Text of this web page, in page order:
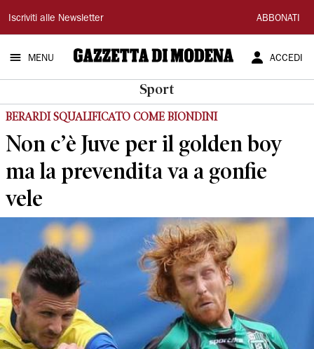
Gazzetta
di
Modena
Iscriviti alle Newsletter ABBONATI
MENU ACCEDI
Sport
BERARDI SQUALIFICATO COME BIONDINI
Non c’è Juve per il golden boy
ma la prevendita va a gonfie
vele